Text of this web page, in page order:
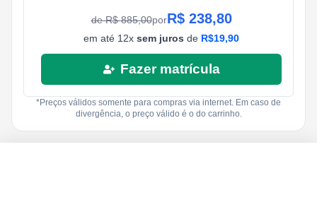
de R$885,00porR$ 238,80
em até 12x sem juros de R$19,90
Fazer matrícula
*Preços válidos somente para compras via internet. Em caso de
divergência, o preço válido é o do carrinho.